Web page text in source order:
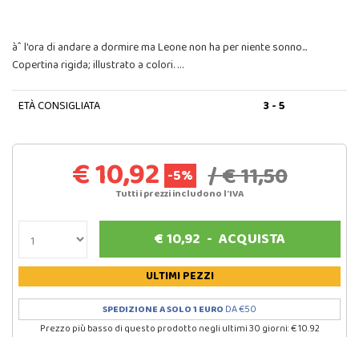
àˆ l'ora di andare a dormire ma Leone non ha per niente sonno...
Copertina rigida; illustrato a colori. …
ETÀ CONSIGLIATA 3 - 5
€ 10,92 -5% / € 11,50
Tutti i prezzi includono l'IVA
€10,92 -ACQUISTA
ULTIMI PEZZI
SPEDIZIONE A SOLO 1 EURO DA €50
Prezzo più basso di questo prodotto negli ultimi 30 giorni: € 10.92